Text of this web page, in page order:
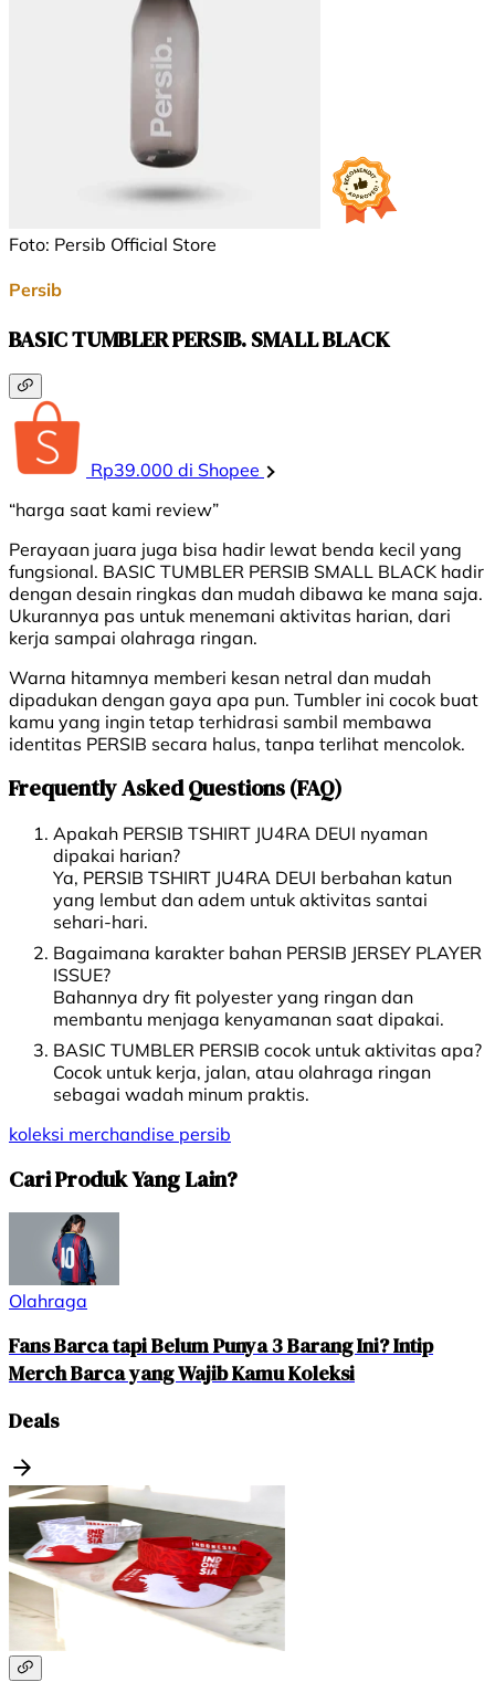
Foto: Persib Official Store
Persib
BASIC TUMBLER PERSIB. SMALL BLACK
Rp39.000 di Shopee
“harga saat kami review”
Perayaan juara juga bisa hadir lewat benda kecil yang
fungsional. BASIC TUMBLER PERSIB SMALL BLACK hadir
dengan desain ringkas dan mudah dibawa ke mana saja.
Ukurannya pas untuk menemani aktivitas harian, dari
kerja sampai olahraga ringan.
Warna hitamnya memberi kesan netral dan mudah
dipadukan dengan gaya apa pun. Tumbler ini cocok buat
kamu yang ingin tetap terhidrasi sambil membawa
identitas PERSIB secara halus, tanpa terlihat mencolok.
Frequently Asked Questions (FAQ)
Apakah PERSIB TSHIRT JU4RA DEUI nyaman
dipakai harian?
Ya, PERSIB TSHIRT JU4RA DEUI berbahan katun
yang lembut dan adem untuk aktivitas santai
sehari-hari.
Bagaimana karakter bahan PERSIB JERSEY PLAYER
ISSUE?
Bahannya dry fit polyester yang ringan dan
membantu menjaga kenyamanan saat dipakai.
BASIC TUMBLER PERSIB cocok untuk aktivitas apa?
Cocok untuk kerja, jalan, atau olahraga ringan
sebagai wadah minum praktis.
koleksi merchandise persib
Cari Produk Yang Lain?
Olahraga
Fans Barca tapi Belum Punya 3 Barang Ini? Intip
Merch Barca yang Wajib Kamu Koleksi
Deals